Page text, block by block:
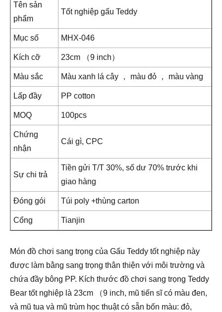
Tên sản
phẩm
Tốt nghiệp gấu Teddy
Mục số MHX-046
Kích cỡ 23cm （9 inch）
Màu sắc Màu xanh lá cây ， màu đỏ ， màu vàng
Lấp đầy PP cotton
MOQ 100pcs
Chứng
nhận
Cái gì, CPC
Sự chi trả
Tiền gửi T/T 30%, số dư 70% trước khi
giao hàng
Đóng gói Túi poly +thùng carton
Cổng Tianjin
Món đồ chơi sang trọng của Gấu Teddy tốt nghiệp này
được làm bằng sang trọng thân thiện với môi trường và
chứa đầy bông PP. Kích thước đồ chơi sang trọng Teddy
Bear tốt nghiệp là 23cm （9 inch, mũ tiến sĩ có màu đen,
và mũ tua và mũ trùm học thuật có sẵn bốn màu: đỏ,